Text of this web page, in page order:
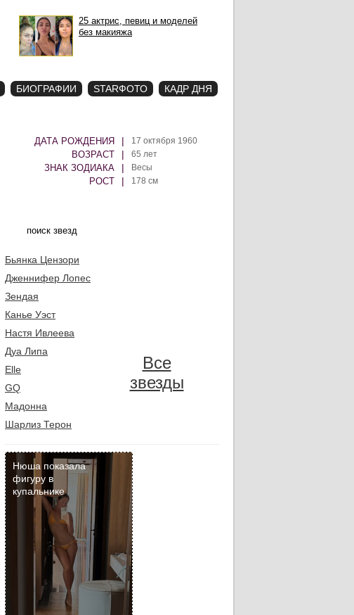
25 актрис, певиц и моделей
без макияжа
БИОГРАФИИ STARФОТО КАДР ДНЯ
ДАТА РОЖДЕНИЯ | 17 октября 1960
ВОЗРАСТ | 65 лет
ЗНАК ЗОДИАКА | Весы
РОСТ | 178 см
Бьянка Цензори
Дженнифер Лопес
Зендая
Канье Уэст
Настя Ивлеева
Дуа Липа
Elle
GQ
Мадонна
Шарлиз Терон
Все
звезды
Нюша показала
фигуру в
купальнике